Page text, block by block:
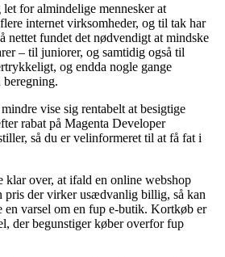
for almindelige mennesker at
internet virksomheder, og til tak har
nettet fundet det nødvendigt at mindske
– til juniorer, og samtidig også til
og endda nogle gange
vise sig rentabelt at besigtige
rabat på Magenta Developer
så du er velinformeret til at få fat i
over, at ifald en online webshop
pris der virker usædvanlig billig, så kan
varsel om en fup e-butik. Kortkøb er
der begunstiger køber overfor fup